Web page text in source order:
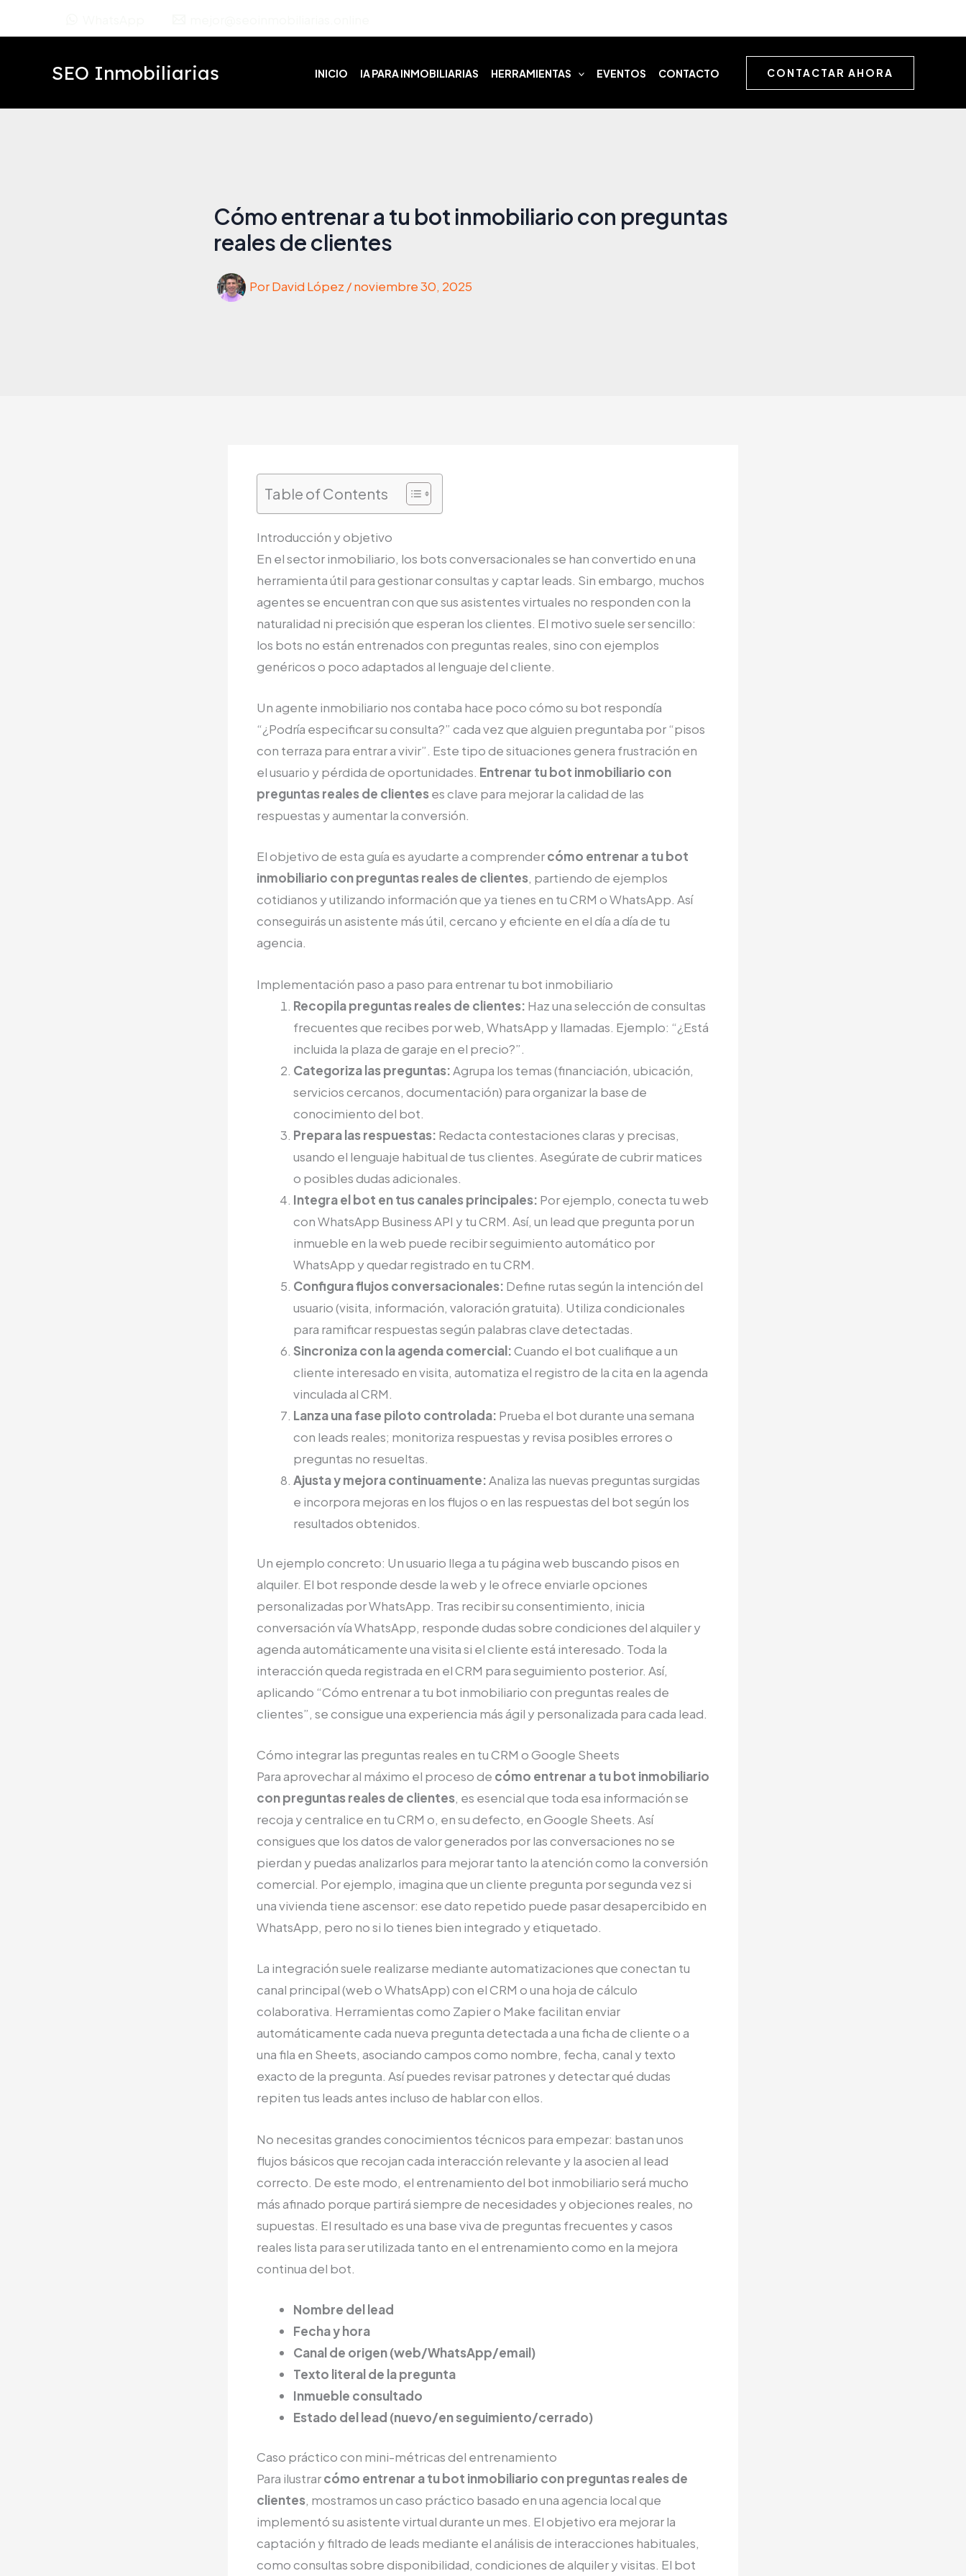
SEO Inmobiliarias INICIO IA PARA INMOBILIARIAS HERRAMIENTAS EVENTOS CONTACTO CONTACTAR AHORA
Cómo entrenar a tu bot inmobiliario con preguntas
reales de clientes
PorDavid López /noviembre 30, 2025
Table of Contents
Introducción y objetivo
En el sector inmobiliario, los bots conversacionales se han convertido en una
herramienta útil para gestionar consultas y captar leads. Sin embargo, muchos
agentes se encuentran con que sus asistentes virtuales no responden con la
naturalidad ni precisión que esperan los clientes. El motivo suele ser sencillo:
los bots no están entrenados con preguntas reales, sino con ejemplos
genéricos o poco adaptados al lenguaje del cliente.
Un agente inmobiliario nos contaba hace poco cómo su bot respondía
“¿Podría especificar su consulta?” cada vez que alguien preguntaba por “pisos
con terraza para entrar a vivir”. Este tipo de situaciones genera frustración en
el usuario y pérdida de oportunidades. Entrenar tu bot inmobiliario con
preguntas reales de clienteses clave para mejorar la calidad de las
respuestas y aumentar la conversión.
El objetivo de esta guía es ayudarte a comprendercómo entrenar a tu bot
inmobiliario con preguntas reales de clientes, partiendo de ejemplos
cotidianos y utilizando información que ya tienes en tu CRM o WhatsApp. Así
conseguirás un asistente más útil, cercano y eficiente en el día a día de tu
agencia.
Implementación paso a paso para entrenar tu bot inmobiliario
Recopila preguntas reales de clientes: Haz una selección de consultas
frecuentes que recibes por web, WhatsApp y llamadas. Ejemplo: “¿Está
incluida la plaza de garaje en el precio?”.
Categoriza las preguntas:Agrupa los temas (financiación, ubicación,
servicios cercanos, documentación) para organizar la base de
conocimiento del bot.
Prepara las respuestas: Redacta contestaciones claras y precisas,
usando el lenguaje habitual de tus clientes. Asegúrate de cubrir matices
o posibles dudas adicionales.
Integra el bot en tus canales principales: Por ejemplo, conecta tu web
con WhatsApp Business API y tu CRM. Así, un lead que pregunta por un
inmueble en la web puede recibir seguimiento automático por
WhatsApp y quedar registrado en tu CRM.
Configura flujos conversacionales: Define rutas según la intención del
usuario (visita, información, valoración gratuita). Utiliza condicionales
para ramificar respuestas según palabras clave detectadas.
Sincroniza con la agenda comercial:Cuando el bot cualifique a un
cliente interesado en visita, automatiza el registro de la cita en la agenda
vinculada al CRM.
Lanza una fase piloto controlada: Prueba el bot durante una semana
con leads reales; monitoriza respuestas y revisa posibles errores o
preguntas no resueltas.
Ajusta y mejora continuamente:Analiza las nuevas preguntas surgidas
e incorpora mejoras en los flujos o en las respuestas del bot según los
resultados obtenidos.
Un ejemplo concreto: Un usuario llega a tu página web buscando pisos en
alquiler. El bot responde desde la web y le ofrece enviarle opciones
personalizadas por WhatsApp. Tras recibir su consentimiento, inicia
conversación vía WhatsApp, responde dudas sobre condiciones del alquiler y
agenda automáticamente una visita si el cliente está interesado. Toda la
interacción queda registrada en el CRM para seguimiento posterior. Así,
aplicando “Cómo entrenar a tu bot inmobiliario con preguntas reales de
clientes”, se consigue una experiencia más ágil y personalizada para cada lead.
Cómo integrar las preguntas reales en tu CRM o Google Sheets
Para aprovechar al máximo el proceso de cómo entrenar a tu bot inmobiliario
con preguntas reales de clientes, es esencial que toda esa información se
recoja y centralice en tu CRM o, en su defecto, en Google Sheets. Así
consigues que los datos de valor generados por las conversaciones no se
pierdan y puedas analizarlos para mejorar tanto la atención como la conversión
comercial. Por ejemplo, imagina que un cliente pregunta por segunda vez si
una vivienda tiene ascensor: ese dato repetido puede pasar desapercibido en
WhatsApp, pero no si lo tienes bien integrado y etiquetado.
La integración suele realizarse mediante automatizaciones que conectan tu
canal principal (web o WhatsApp) con el CRM o una hoja de cálculo
colaborativa. Herramientas como Zapier o Make facilitan enviar
automáticamente cada nueva pregunta detectada a una ficha de cliente o a
una fila en Sheets, asociando campos como nombre, fecha, canal y texto
exacto de la pregunta. Así puedes revisar patrones y detectar qué dudas
repiten tus leads antes incluso de hablar con ellos.
No necesitas grandes conocimientos técnicos para empezar: bastan unos
flujos básicos que recojan cada interacción relevante y la asocien al lead
correcto. De este modo, el entrenamiento del bot inmobiliario será mucho
más afinado porque partirá siempre de necesidades y objeciones reales, no
supuestas. El resultado es una base viva de preguntas frecuentes y casos
reales lista para ser utilizada tanto en el entrenamiento como en la mejora
continua del bot.
Nombre del lead
Fecha y hora
Canal de origen (web/WhatsApp/email)
Texto literal de la pregunta
Inmueble consultado
Estado del lead (nuevo/en seguimiento/cerrado)
Caso práctico con mini-métricas del entrenamiento
Para ilustrarcómo entrenar a tu bot inmobiliario con preguntas reales de
clientes, mostramos un caso práctico basado en una agencia local que
implementó su asistente virtual durante un mes. El objetivo era mejorar la
captación y filtrado de leads mediante el análisis de interacciones habituales,
como consultas sobre disponibilidad, condiciones de alquiler y visitas. El bot